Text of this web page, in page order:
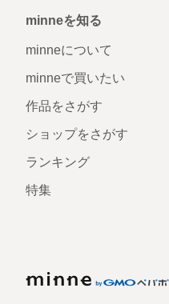
minneを知る
minneについて
minneで買いたい
作品をさがす
ショップをさがす
ランキング
特集